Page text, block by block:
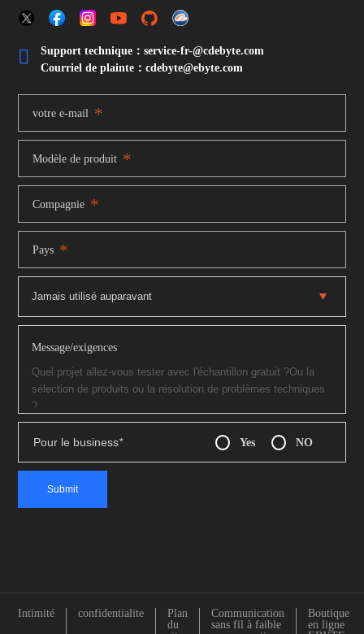

Support technique：service-fr-@cdebyte.com
Courriel de plainte：cdebyte@ebyte.com
votre e-mail *
Modèle de produit *
Compagnie *
Pays *
Message/exigences
Pour le business* Yes NO
Intimité confidentialite
Plan
du
Communication
sans fil à faible
Boutique
en ligne